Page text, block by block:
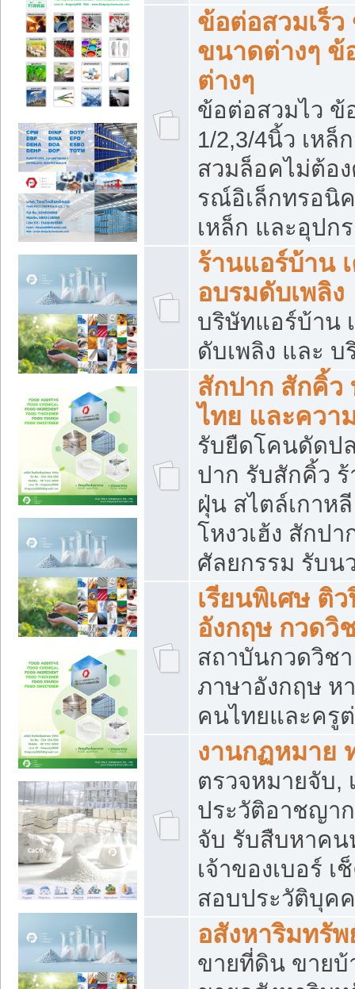
ข้อต่อสวมเร็
ขนาดต่างๆ ข้
ต่างๆ
ข้อต่อสวมไว ข้
1/2,3/4นิ้ว เหล็
สวมล็อคไม่ต้อ
รณ์อิเล็กทรอนิ
เหล็ก และอุปก
ร้านแอร์บ้าน
อบรมดับเพลิง
บริษัทแอร์บ้าน
ดับเพลิง และ
สักปาก สักคิ้
ไทย และควา
รับยืดโคนดัดป
ปาก รับสักคิ้ว
ฝุ่น สไตล์เกาห
โหงวเฮ้ง สักป
ศัลยกรรม รับน
เรียนพิเศษ ติ
อังกฤษ กวดวิ
สถาบันกวดวิช
ภาษาอังกฤษ ห
คนไทยและครู
งานกฏหมาย
ตรวจหมายจับ,
ประวัติอาชญา
จับ รับสืบหาคน
เจ้าของเบอร์
สอบประวัติบุค
อสังหาริมทรัพ
ขายที่ดิน ขายบ้